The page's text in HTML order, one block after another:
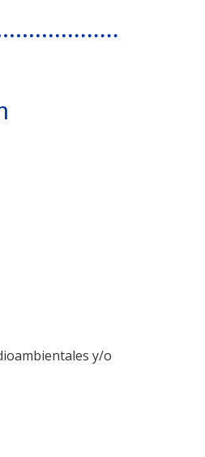
y/o